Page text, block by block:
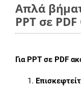
Απλά
PPT σε
Για PPT σε PDF